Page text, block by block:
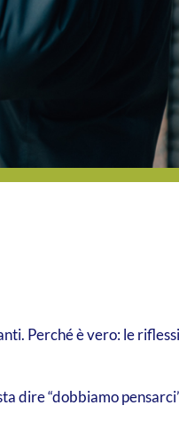
Perché è vero: le
dire “dobbiamo